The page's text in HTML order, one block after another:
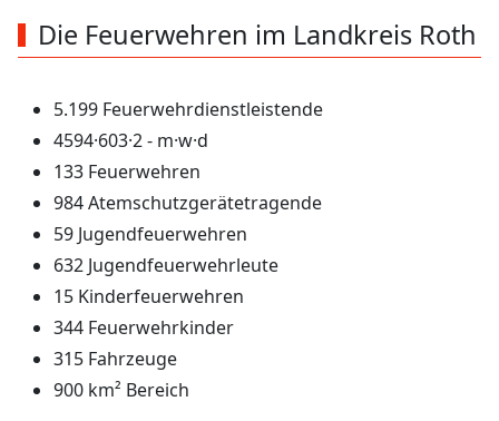
Die Feuerwehren im Landkreis Roth
5.199 Feuerwehrdienstleistende
4594·603·2 - m·w·d
133 Feuerwehren
984 Atemschutzgerätetragende
59 Jugendfeuerwehren
632 Jugendfeuerwehrleute
15 Kinderfeuerwehren
344 Feuerwehrkinder
315 Fahrzeuge
900 km² Bereich